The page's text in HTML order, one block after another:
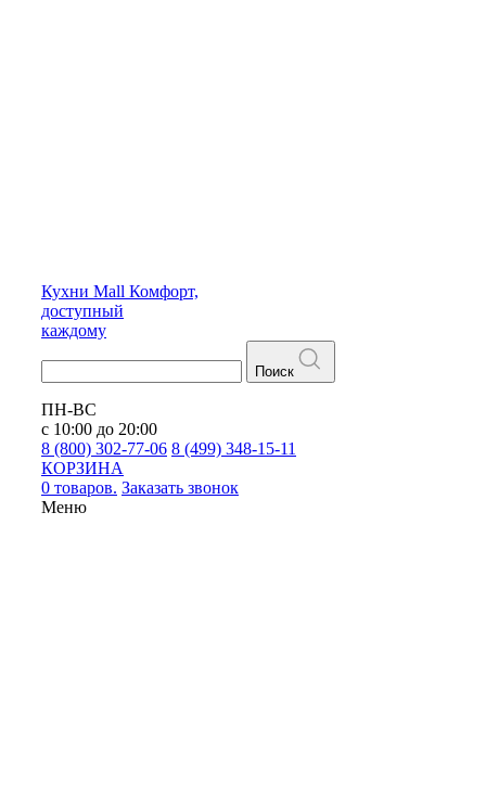
Кухни Mall Комфорт,
доступный
каждому
Поиск
ПН-ВС
с 10:00 до 20:00
8 (800) 302-77-06 8 (499) 348-15-11
КОРЗИНА
0 товаров. Заказать звонок
Меню